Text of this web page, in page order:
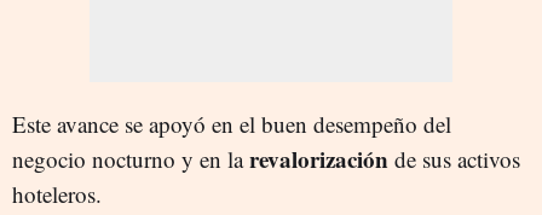
Este avance se apoyó en el buen desempeño del
negocio nocturno y en larevalorización de sus activos
hoteleros.